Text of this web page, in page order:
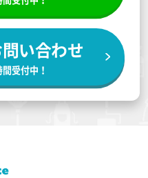
い合わせ
受付中！